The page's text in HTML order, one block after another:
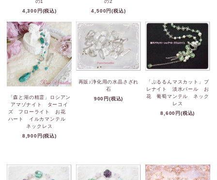
の1
4,300円(税込)
の2
4,500円(税込)
「森と湖の精霊」ロシアン
アマゾナイト ターコイ
ズ フローライト お花
ハート イルカマンテル
ネックレス
8,900円(税込)
再販♪浄化用の水晶さざれ
石
900円(税込)
「ぷるるんマスカット」プ
レナイト 淡水パール お
花 葡萄マンテル ネック
レス
8,600円(税込)